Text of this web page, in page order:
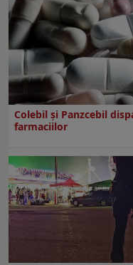
Colebil și Panzcebil
farmaciilor